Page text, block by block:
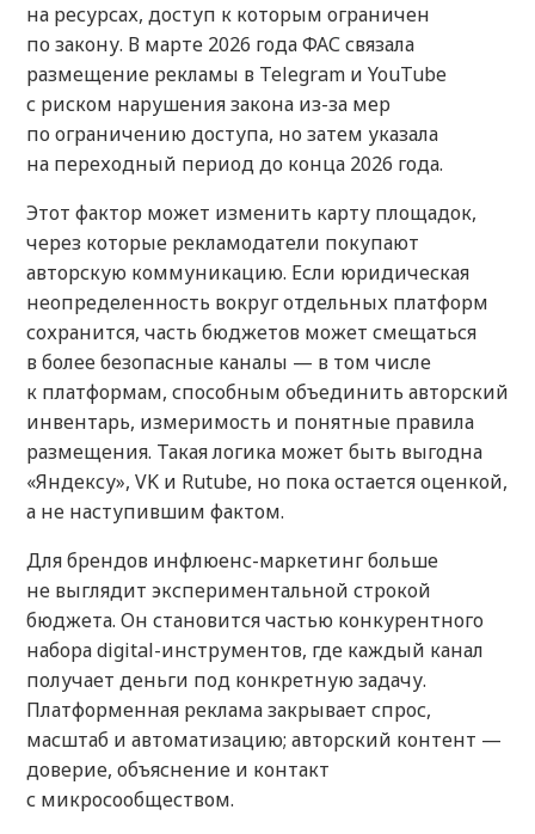
на ресурсах, доступ к которым ограничен
по закону. В марте 2026 года ФАС связала
размещение рекламы в Telegram и YouTube
с риском нарушения закона из-за мер
по ограничению доступа, но затем указала
на переходный период до конца 2026 года.
Этот фактор может изменить карту площадок,
через которые рекламодатели покупают
авторскую коммуникацию. Если юридическая
неопределенность вокруг отдельных платформ
сохранится, часть бюджетов может смещаться
в более безопасные каналы — в том числе
к платформам, способным объединить авторский
инвентарь, измеримость и понятные правила
размещения. Такая логика может быть выгодна
«Яндексу», VK и Rutube, но пока остается оценкой,
а не наступившим фактом.
Для брендов инфлюенс-маркетинг больше
не выглядит экспериментальной строкой
бюджета. Он становится частью конкурентного
набора digital-инструментов, где каждый канал
получает деньги под конкретную задачу.
Платформенная реклама закрывает спрос,
масштаб и автоматизацию; авторский контент —
доверие, объяснение и контакт
с микросообществом.